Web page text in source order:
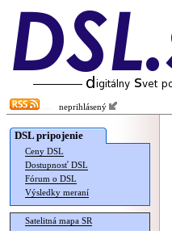
neprihlásený
DSL pripojenie
Ceny DSL
Dostupnosť DSL
Fórum o DSL
Výsledky meraní
Satelitná mapa SR